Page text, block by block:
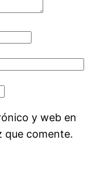
y web en
que comente.